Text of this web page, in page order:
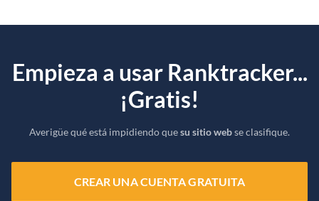
Empieza a usar Ranktracker...
¡Gratis!
Averigüe qué está impidiendo quesu sitio webse clasifique.
CREAR UNA CUENTA GRATUITA